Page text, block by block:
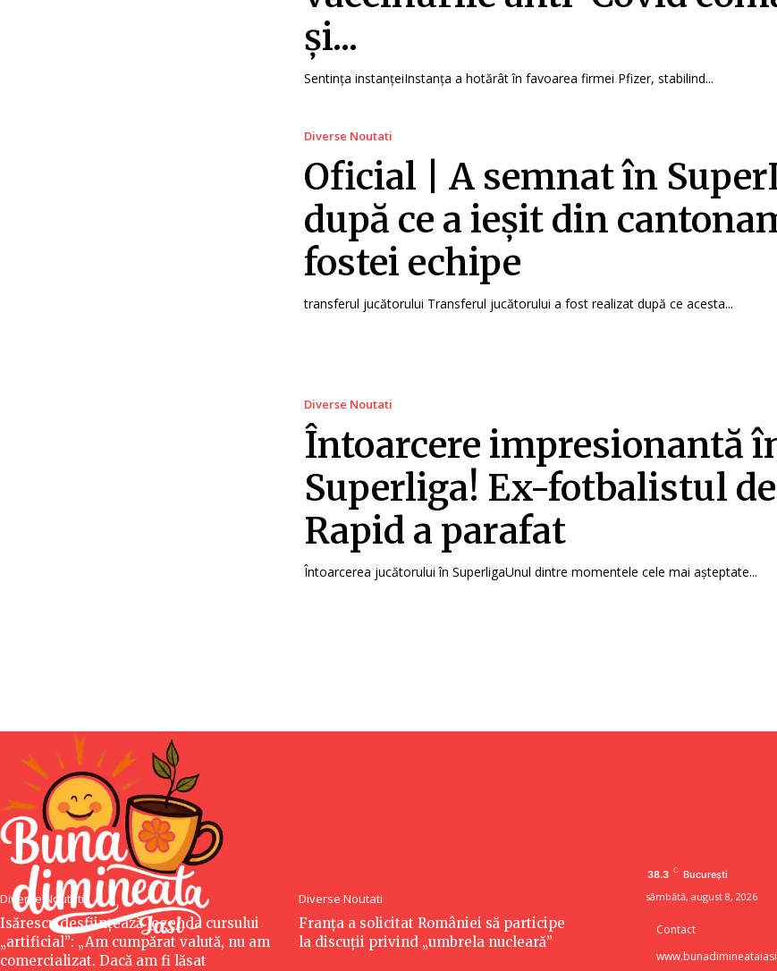
și...
Sentința instanțeiInstanța a hotărât în favoarea firmei Pfizer, stabilind...
Diverse Noutati
Oficial | A semnat în
după ce a ieșit din
fostei echipe
transferul jucătorului Transferul jucătorului a fost realizat după ce acesta...
Diverse Noutati
Întoarcere impresionantă
Superliga! Ex-fotbalistul
Rapid a parafat
Întoarcerea jucătorului în SuperligaUnul dintre momentele cele mai așteptate...
Diverse Noutati
Isărescu desființează legenda cursului
„artificial”: „Am cumpărat valută, nu am
comercializat. Dacă am fi lăsat
Diverse Noutati
Franța a solicitat României să participe
la discuții privind „umbrela nucleară”
38.3 C București
sâmbătă, august 8, 2026
Contact